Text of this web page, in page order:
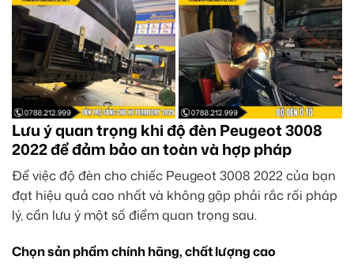
Lưu ý quan trọng khi độ đèn Peugeot 3008
2022 để đảm bảo an toàn và hợp pháp
Để việc độ đèn cho chiếc Peugeot 3008 2022 của bạn
đạt hiệu quả cao nhất và không gặp phải rắc rối pháp
lý, cần lưu ý một số điểm quan trọng sau.
Chọn sản phẩm chính hãng, chất lượng cao